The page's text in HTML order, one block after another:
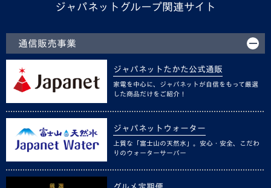
ジャパネットグループ関連サイト
通信販売事業
ジャパネットたかた公式通販
家電を中心に、ジャパネットが自信をもって厳選
した商品だけをご紹介！
ジャパネットウォーター
上質な「富士山の天然水」。安心・安全、こだわ
りのウォーターサーバー